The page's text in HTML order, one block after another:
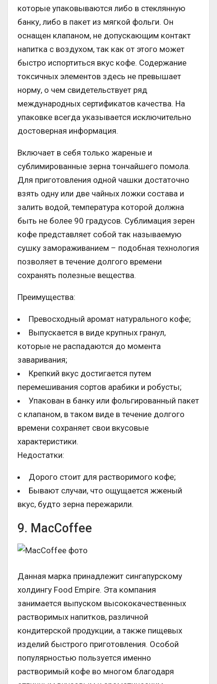
которые упаковываются либо в стеклянную
банку, либо в пакет из мягкой фольги. Он
оснащен клапаном, не допускающим контакт
напитка с воздухом, так как от этого может
быстро испортиться вкус кофе. Содержание
токсичных элементов здесь не превышает
норму, о чем свидетельствует ряд
международных сертификатов качества. На
упаковке всегда указывается исключительно
достоверная информация.
Включает в себя только жареные и
сублимированные зерна тончайшего помола.
Для приготовления одной чашки достаточно
взять одну или две чайных ложки состава и
залить водой, температура которой должна
быть не более 90 градусов. Сублимация зерен
кофе представляет собой так называемую
сушку замораживанием – подобная технология
позволяет в течение долгого времени
сохранять полезные вещества.
Преимущества:
Превосходный аромат натурального кофе;
Выпускается в виде крупных гранул,
которые не распадаются до момента
заваривания;
Крепкий вкус достигается путем
перемешивания сортов арабики и робусты;
Упакован в банку или фольгированный пакет
с клапаном, в таком виде в течение долгого
времени сохраняет свои вкусовые
характеристики.
Недостатки:
Дорого стоит для растворимого кофе;
Бывают случаи, что ощущается жженый
вкус, будто зерна пережарили.
9. MacCoffee
Данная марка принадлежит сингапурскому
холдингу Food Empire. Эта компания
занимается выпуском высококачественных
растворимых напитков, различной
кондитерской продукции, а также пищевых
изделий быстрого приготовления. Особой
популярностью пользуется именно
растворимый кофе во многом благодаря